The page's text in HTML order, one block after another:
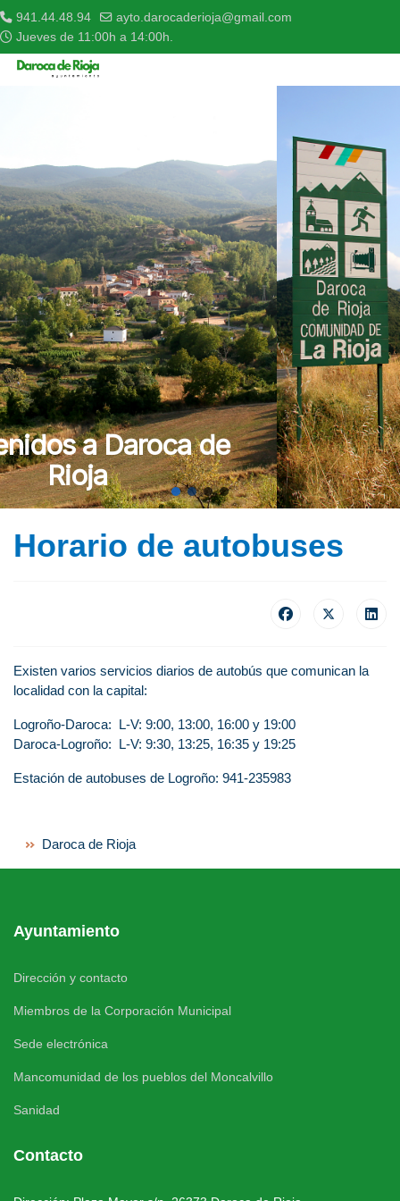
941.44.48.94
ayto.darocaderioja@gmail.com
Jueves de 11:00h a 14:00h.
Horario de autobuses
Existen varios servicios diarios de autobús que comunican la
localidad con la capital:
Logroño-Daroca: L-V: 9:00, 13:00, 16:00 y 19:00
Daroca-Logroño: L-V: 9:30, 13:25, 16:35 y 19:25
Estación de autobuses de Logroño: 941-235983
Daroca de Rioja
Ayuntamiento
Dirección y contacto
Miembros de la Corporación Municipal
Sede electrónica
Mancomunidad de los pueblos del Moncalvillo
Sanidad
Contacto